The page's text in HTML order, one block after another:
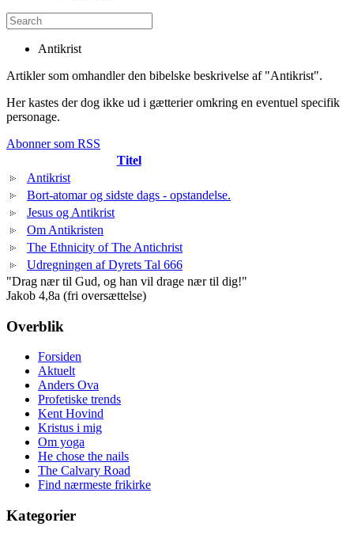
Antikrist
Artikler som omhandler den bibelske beskrivelse af "Antikrist".
Her kastes der dog ikke ud i gætterier omkring en eventuel specifik
personage.
Abonner som RSS
Titel
Antikrist
Bort-atomar og sidste dags - opstandelse.
Jesus og Antikrist
Om Antikristen
The Ethnicity of The Antichrist
Udregningen af Dyrets Tal 666
"Drag nær til Gud, og han vil drage nær til dig!"
Jakob 4,8a (fri oversættelse)
Overblik
Forsiden
Aktuelt
Anders Ova
Profetiske trends
Kent Hovind
Kristus i mig
Om yoga
He chose the nails
The Calvary Road
Find nærmeste frikirke
Kategorier